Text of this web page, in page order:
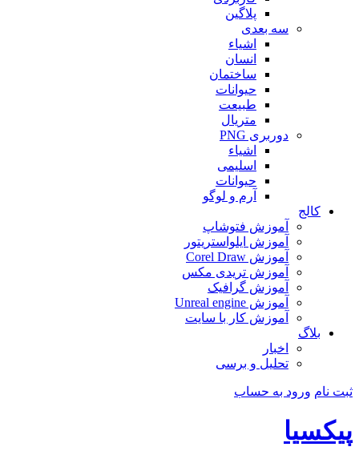
پلاگین
سه بعدی
اشیاء
انسان
ساختمان
حیوانات
طبیعت
متریال
دوربری PNG
اشیاء
اسلیمی
حیوانات
آرم و لوگو
کالج
آموزش فتوشاپ
آموزش ایلواستریتور
آموزش Corel Draw
آموزش تریدی مکس
آموزش گرافیک
آموزش Unreal engine
آموزش کار با سایت
بلاگ
اخبار
تحلیل و برسی
ثبت نام ورود به حساب
پیکسیا